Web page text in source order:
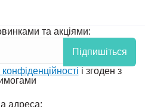
та акціями:
Підпишіться
і згоден з
адреса: